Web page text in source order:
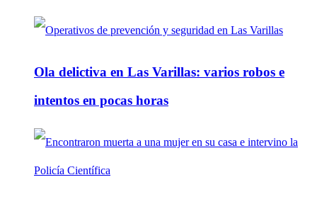
Ola delictiva en Las Varillas: varios robos e
intentos en pocas horas